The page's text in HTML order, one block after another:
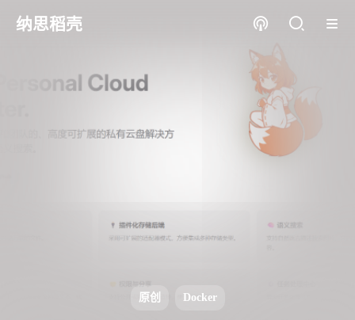
纳思稻壳
原创 Docker